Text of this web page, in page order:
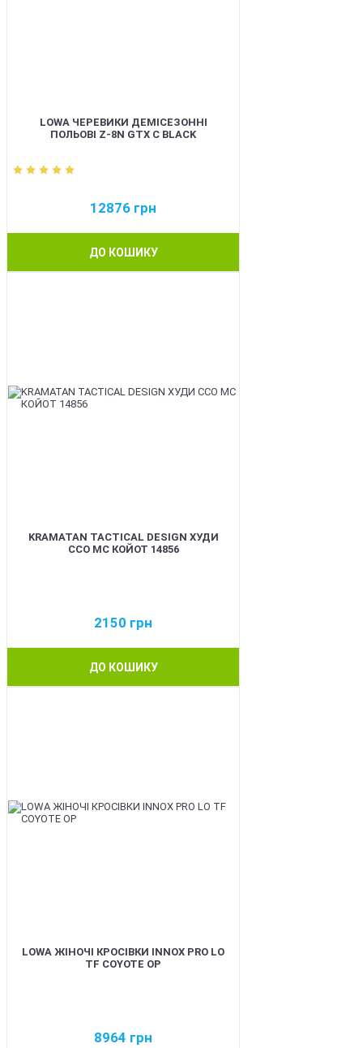
LOWA ЧЕРЕВИКИ ДЕМІСЕЗОННІ
ПОЛЬОВІ Z-8N GTX C BLACK
12876 грн
ДО КОШИКУ
KRAMATAN TACTICAL DESIGN ХУДИ
ССО МС КОЙОТ 14856
2150 грн
ДО КОШИКУ
LOWA ЖІНОЧІ КРОСІВКИ INNOX PRO LO
TF COYOTE OP
8964 грн